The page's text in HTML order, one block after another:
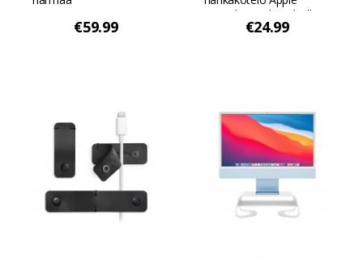
€59.99
AirPods 3. sukupolvelle -
€24.99